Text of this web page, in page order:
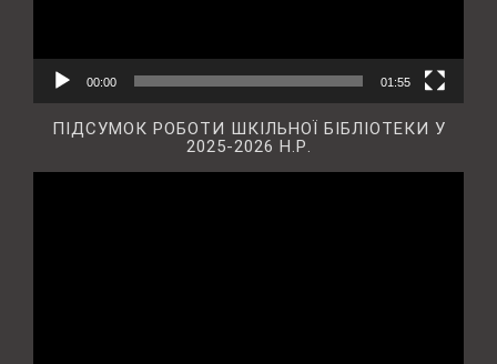
00:00 01:55
ПІДСУМОК РОБОТИ ШКІЛЬНОЇ БІБЛІОТЕКИ У
2025-2026 Н.Р.